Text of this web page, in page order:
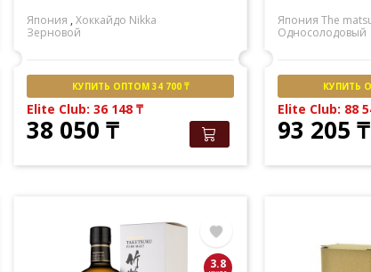
Япония ,Хоккайдо Nikka
Зерновой
КУПИТЬ ОПТОМ 34 700 ₸
Elite Club: 36 148₸
38 050₸
Япония The
Односолодовый
КУПИТЬ
Elite Club: 88
93 205₸
3.8